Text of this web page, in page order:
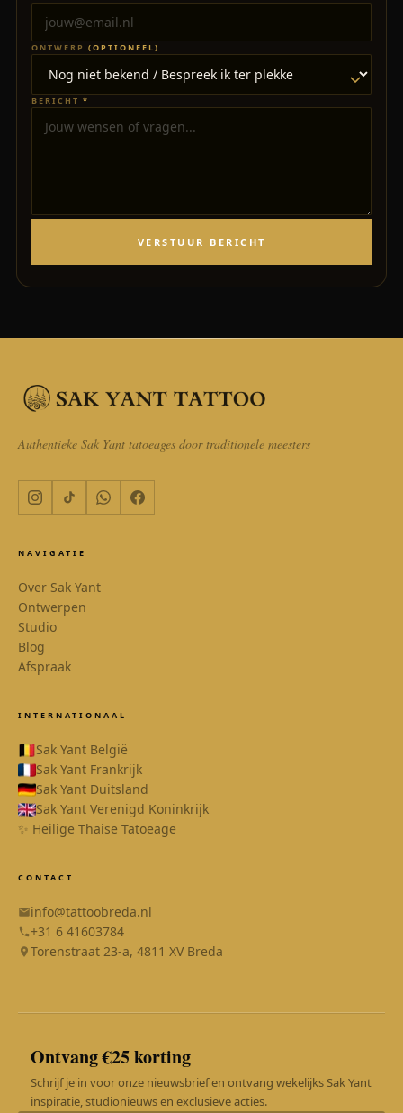
ONTWERP (OPTIONEEL)
BERICHT *
VERSTUUR BERICHT
Authentieke Sak Yant tatoeages door traditionele meesters
NAVIGATIE
Over Sak Yant
Ontwerpen
Studio
Blog
Afspraak
INTERNATIONAAL
Sak Yant België
Sak Yant Frankrijk
Sak Yant Duitsland
Sak Yant Verenigd Koninkrijk
✨ Heilige Thaise Tatoeage
CONTACT
info@tattoobreda.nl
+31 6 41603784
Torenstraat 23-a, 4811 XV Breda
Ontvang €25 korting
Schrijf je in voor onze nieuwsbrief en ontvang wekelijks Sak Yant
inspiratie, studionieuws en exclusieve acties.
SAK YANT Online